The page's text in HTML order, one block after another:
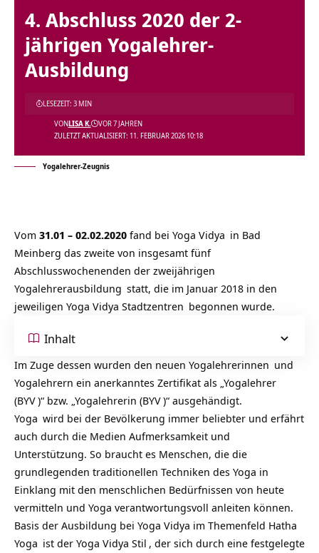
4. Abschluss 2020 der 2-
jährigen Yogalehrer-
Ausbildung
ZULETZT AKTUALISIERT: 11. FEBRUAR 2026 10:18
VONLISA K. VOR 7 JAHREN
LESEZEIT: 3 MIN
Yogalehrer-Zeugnis
Vom 31.01 – 02.02.2020 fand bei Yoga Vidya in Bad
Meinberg das zweite von insgesamt fünf
Abschlusswochenenden der zweijährigen
Yogalehrerausbildung statt, die im Januar 2018 in den
jeweiligen Yoga Vidya Stadtzentren begonnen wurde.
Inhalt
Im Zuge dessen wurden den neuen Yogalehrerinnen und
Yogalehrern ein anerkanntes Zertifikat als „Yogalehrer
(BYV)“ bzw. „Yogalehrerin (BYV)“ ausgehändigt.
Yoga wird bei der Bevölkerung immer beliebter und erfährt
auch durch die Medien Aufmerksamkeit und
Unterstützung. So braucht es Menschen, die die
grundlegenden traditionellen Techniken des Yoga in
Einklang mit den menschlichen Bedürfnissen von heute
vermitteln und Yoga verantwortungsvoll anleiten können.
Basis der Ausbildung bei Yoga Vidya im Themenfeld Hatha
Yoga ist der Yoga Vidya Stil , der sich durch eine festgelegte